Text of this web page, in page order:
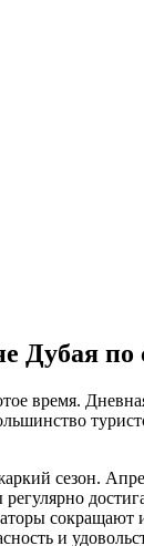
Дубая по
время.
сезон.
и